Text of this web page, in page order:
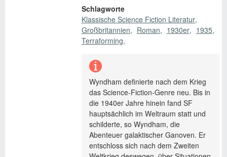
Schlagworte
Klassische Science Fiction Literatur
Großbritannien
Roman 1930er
1935
Terraforming
Wyndham definierte nach dem Krieg
das Science-Fiction-Genre neu. Bis in
die 1940er Jahre hinein fand SF
hauptsächlich im Weltraum statt und
schilderte, so Wyndham, die
Abenteuer galaktischer Ganoven. Er
entschloss sich nach dem Zweiten